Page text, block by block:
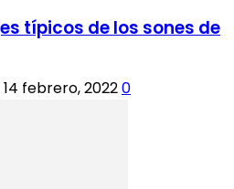
típicos de los sones de
14 febrero, 20220